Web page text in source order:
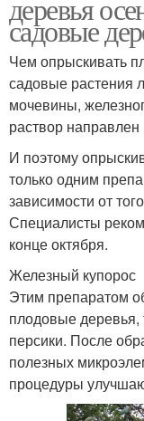
деревья
садовые
Чем опрыскивать
садовые растения
мочевины,
раствор направлен
И поэтому
только одним
зависимости от
Специалисты
конце октября.
Железный купорос
Этим препаратом
плодовые деревья,
персики. После
полезных
процедуры